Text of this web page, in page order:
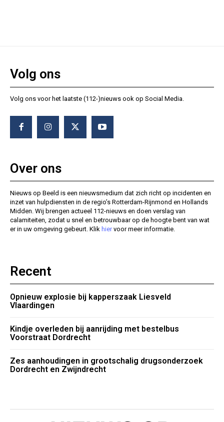
Volg ons
Volg ons voor het laatste (112-)nieuws ook op Social Media.
Over ons
Nieuws op Beeld is een nieuwsmedium dat zich richt op incidenten en
inzet van hulpdiensten in de regio’s Rotterdam-Rijnmond en Hollands
Midden. Wij brengen actueel 112-nieuws en doen verslag van
calamiteiten, zodat u snel en betrouwbaar op de hoogte bent van wat
er in uw omgeving gebeurt. Klik hiervoor meer informatie.
Recent
Opnieuw explosie bij kapperszaak Liesveld
Vlaardingen
Kindje overleden bij aanrijding met bestelbus
Voorstraat Dordrecht
Zes aanhoudingen in grootschalig drugsonderzoek
Dordrecht en Zwijndrecht